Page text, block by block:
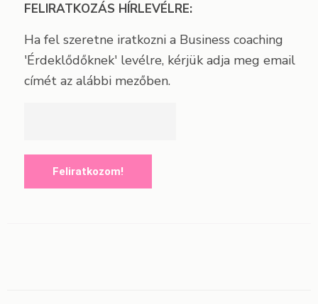
FELIRATKOZÁS HÍRLEVÉLRE:
Ha fel szeretne iratkozni a Business coaching
'Érdeklődőknek' levélre, kérjük adja meg email
címét az alábbi mezőben.